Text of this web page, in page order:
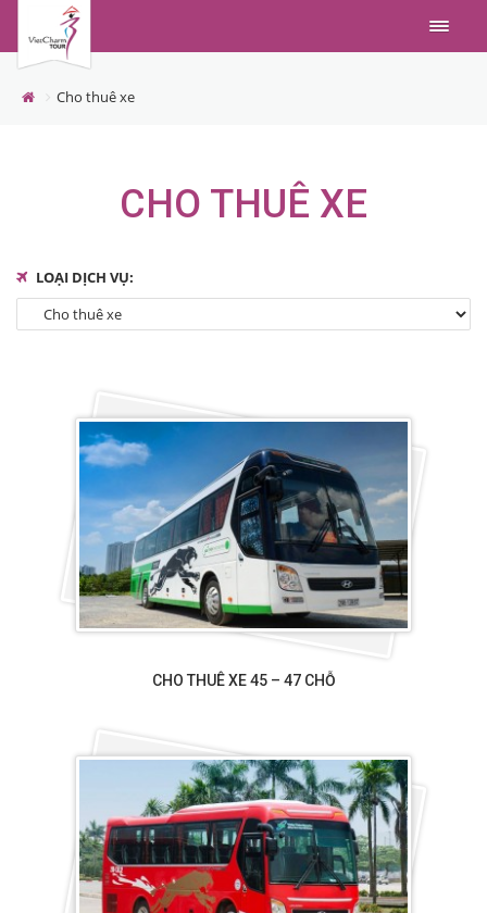
Menu
Cho thuê xe
CHO THUÊ XE
LOẠI DỊCH VỤ:
CHO THUÊ XE 45 – 47 CHỖ